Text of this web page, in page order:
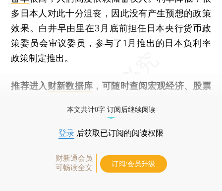
多日本人对此十分沮丧，因此没有产生预想的政策
效果。白井早由里在3月底前担任日本央行货币政
策委员会审议委员，参与了1月推出的日本负利率
政策制定推出。
推荐进入 财新数据库 ，可随时查阅宏观经济、股票
本文共计0字 订阅后继续阅读
登录 后获取已订阅的阅读权限
财新通会员
可畅读全文
订阅/会员升级